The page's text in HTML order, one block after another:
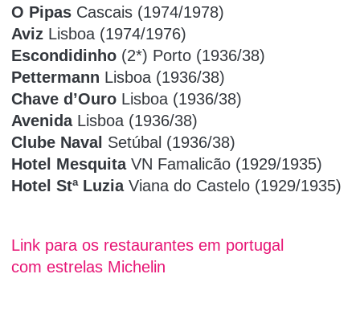
O Pipas Cascais (1974/1978)
Aviz Lisboa (1974/1976)
Escondidinho (2*) Porto (1936/38)
Pettermann Lisboa (1936/38)
Chave d’Ouro Lisboa (1936/38)
Avenida Lisboa (1936/38)
Clube Naval Setúbal (1936/38)
Hotel Mesquita VN Famalicão (1929/1935)
Hotel Stª Luzia Viana do Castelo (1929/1935)
Link para os restaurantes em portugal
com estrelas Michelin